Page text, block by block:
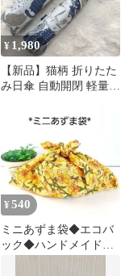
¥ 1,980
【新品】猫柄 折りたた
み日傘 自動開閉 軽量
納ポーチ付
¥ 540
ミニあずま袋◆エコバ
ック◆ハンドメイド◆